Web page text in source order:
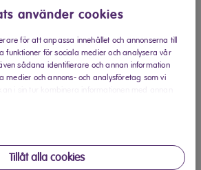
använder cookies
för att anpassa innehållet och annonserna till
funktioner för sociala medier och analysera vår
sådana identifierare och annan information
medier och annons- och analysföretag som vi
i sin tur kombinera informationen med annan
Tillåt alla cookies
butik
lättanvänd. Den har 23 valbara